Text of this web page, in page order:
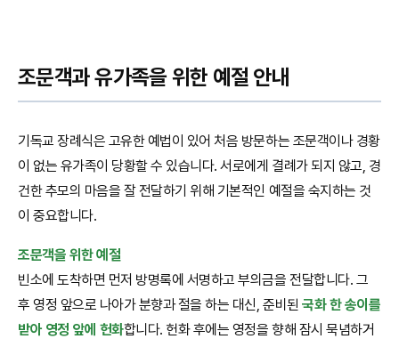
조문객과 유가족을 위한 예절 안내
기독교 장례식은 고유한 예법이 있어 처음 방문하는 조문객이나 경황
이 없는 유가족이 당황할 수 있습니다. 서로에게 결례가 되지 않고, 경
건한 추모의 마음을 잘 전달하기 위해 기본적인 예절을 숙지하는 것
이 중요합니다.
조문객을 위한 예절
빈소에 도착하면 먼저 방명록에 서명하고 부의금을 전달합니다. 그
후 영정 앞으로 나아가 분향과 절을 하는 대신, 준비된국화 한 송이를
받아 영정 앞에 헌화합니다. 헌화 후에는 영정을 향해 잠시 묵념하거